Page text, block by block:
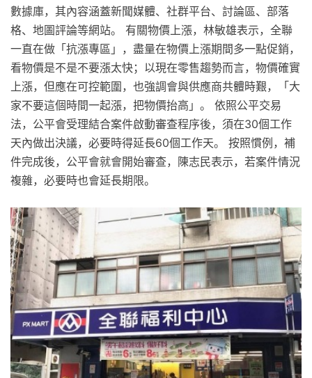
數據庫，其內容涵蓋新聞媒體、社群平台、討論區、部落
格、地圖評論等網站。 有關物價上漲，林敏雄表示，全聯
一直在做「抗漲專區」，盡量在物價上漲期間多一點促銷，
看物價是不是不要漲太快；以現在零售趨勢而言，物價確實
上漲，但應在可控範圍，也強調會與供應商共體時艱，「大
家不要這個時間一起漲，把物價抬高」。 依照公平交易
法，公平會受理結合案件啟動審查程序後，須在30個工作
天內做出決議，必要時得延長60個工作天。 按照慣例，補
件完成後，公平會就會開始審查，陳志民表示，若案件情況
複雜，必要時也會延長期限。